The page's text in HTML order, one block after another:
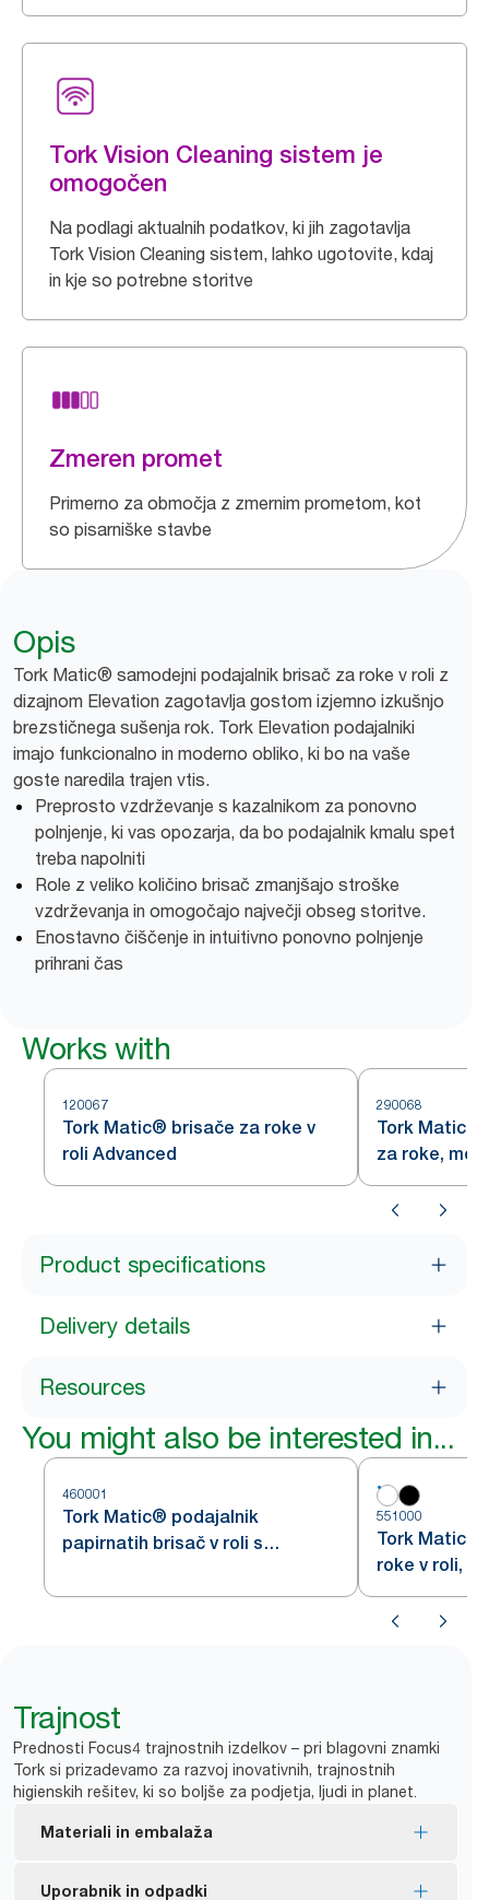
Tork Vision Cleaning sistem je
omogočen
Na podlagi aktualnih podatkov, ki jih zagotavlja
Tork Vision Cleaning sistem, lahko ugotovite, kdaj
in kje so potrebne storitve
Zmeren promet
Primerno za območja z zmernim prometom, kot
so pisarniške stavbe
Opis
Tork Matic® samodejni podajalnik brisač za roke v roli z
dizajnom Elevation zagotavlja gostom izjemno izkušnjo
brezstičnega sušenja rok. Tork Elevation podajalniki
imajo funkcionalno in moderno obliko, ki bo na vaše
goste naredila trajen vtis.
Preprosto vzdrževanje s kazalnikom za ponovno
polnjenje, ki vas opozarja, da bo podajalnik kmalu spet
treba napolniti
Role z veliko količino brisač zmanjšajo stroške
vzdrževanja in omogočajo največji obseg storitve.
Enostavno čiščenje in intuitivno ponovno polnjenje
prihrani čas
Works with
120067
Tork Matic® brisače za roke v
roli Advanced
290068
Tork Matic®
za roke,
Product specifications
Delivery details
Resources
You might also be interested in...
460001
Tork Matic® podajalnik
papirnatih brisač v roli s
jeklo H1
551000
Tork Matic
roke v roli,
Trajnost
Prednosti Focus4 trajnostnih izdelkov – pri blagovni znamki
Tork si prizadevamo za razvoj inovativnih, trajnostnih
higienskih rešitev, ki so boljše za podjetja, ljudi in planet.
Materiali in embalaža
Polnila, certificirana z znakom EU za okolje –
Uporabnik in odpadki